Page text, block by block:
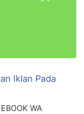
Iklan Pada
WA